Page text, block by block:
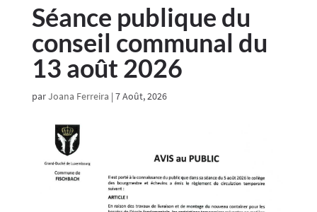
Séance publique du
conseil communal du
13 août 2026
parJoana Ferreira | 7 Août, 2026